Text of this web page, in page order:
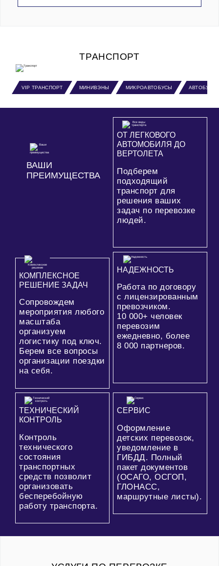
ТРАНСПОРТ
VIP ТРАНСПОРТ МИНИВЭНЫ МИКРОАВТОБУСЫ АВТОБУСЫ
ВАШИ
ПРЕИМУЩЕСТВА
ОТ ЛЕГКОВОГО
АВТОМОБИЛЯ ДО
ВЕРТОЛЕТА
Подберем
подходящий
транспорт для
решения ваших
задач по перевозке
людей.
КОМПЛЕКСНОЕ
РЕШЕНИЕ ЗАДАЧ
Сопровождем
мероприятия любого
масштаба
организуем
логистику под ключ.
Берем все вопросы
организации поездки
на себя.
НАДЕЖНОСТЬ
Работа по договору
с лицензированным
превозчиком.
10 000+ человек
перевозим
ежедневно, более
8 000 партнеров.
ТЕХНИЧЕСКИЙ
КОНТРОЛЬ
Контроль
технического
состояния
транспортных
средств позволит
организовать
бесперебойную
работу транспорта.
СЕРВИС
Оформление
детских перевозок,
уведомление в
ГИБДД. Полный
пакет документов
(ОСАГО, ОСГОП,
ГЛОНАСС,
маршрутные листы).